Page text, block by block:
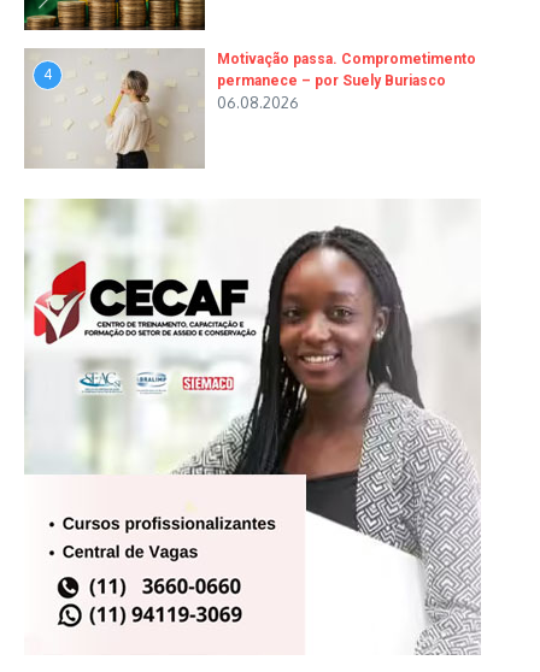
4
Motivação passa. Comprometimento
permanece – por Suely Buriasco
06.08.2026